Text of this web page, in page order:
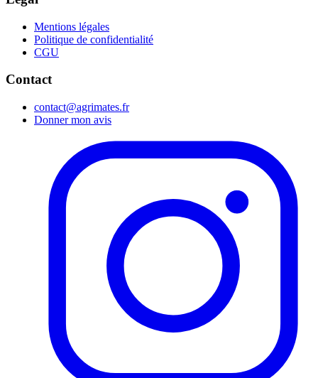
Mentions légales
Politique de confidentialité
CGU
Contact
contact@agrimates.fr
Donner mon avis